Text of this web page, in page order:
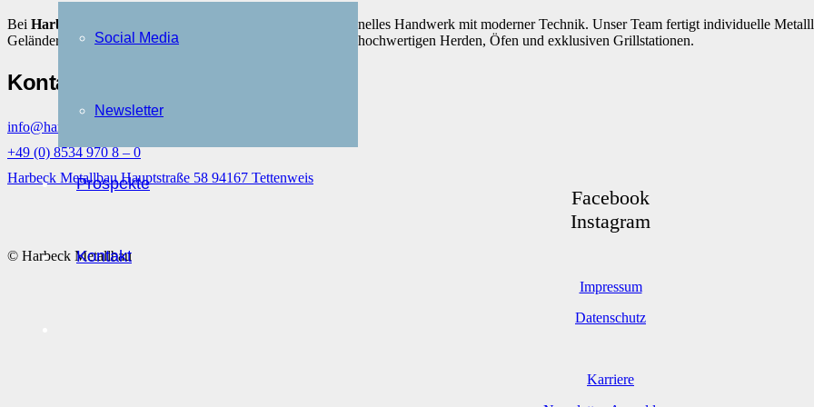
Social Media
Newsletter
Prospekte
Kontakt
Bei Harbeck Metallbau
in Tettenweis verbinden wir traditionelles Handwerk mit moderner Technik. Unser Team fertigt individuelle
Geländer über maßgeschneiderte Spenglerarbeiten bis hin zu hochwertigen Herden, Öfen und exklusiven Grillstationen.
Kontakt
info@harbeck-metallbau.de
+49 (0) 8534 970 8 – 0
Harbeck Metallbau Hauptstraße 58 94167 Tettenweis
Facebook
Instagram
© Harbeck Metallbau
Impressum
Datenschutz
Karriere